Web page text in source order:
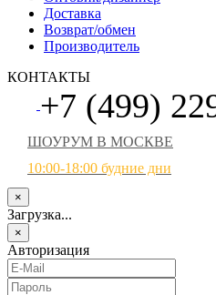
Доставка
Возврат/обмен
Производитель
КОНТАКТЫ
+7 (499)
ШОУРУМ В МОСКВЕ
10:00-18:00 будние дни
×
Загрузка...
×
Авторизация